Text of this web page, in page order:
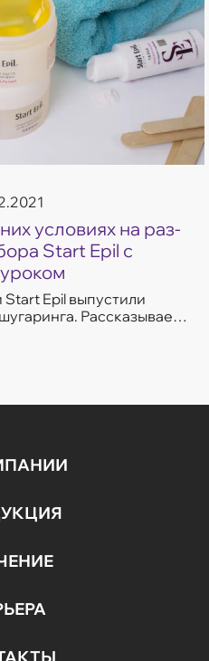
условиях на раз-
Start Epil с
Epil выпустили
Рассказываем,